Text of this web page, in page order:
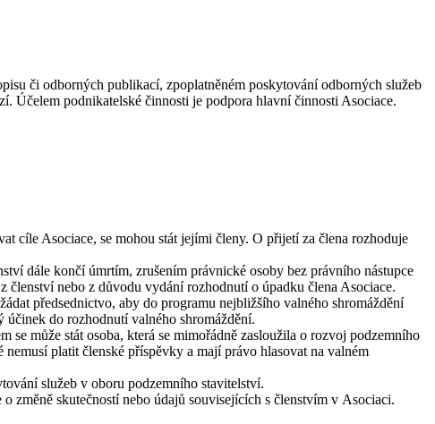
či odborných publikací, zpoplatněném poskytování odborných služeb
Účelem podnikatelské činnosti je podpora hlavní činnosti Asociace.
cíle Asociace, se mohou stát jejími členy. O přijetí za člena rozhoduje
dále končí úmrtím, zrušením právnické osoby bez právního nástupce
nebo z důvodu vydání rozhodnutí o úpadku člena Asociace.
předsednictvo, aby do programu nejbližšího valného shromáždění
do rozhodnutí valného shromáždění.
se může stát osoba, která se mimořádně zasloužila o rozvoj podzemního
platit členské příspěvky a mají právo hlasovat na valném
služeb v oboru podzemního stavitelství.
změně skutečností nebo údajů souvisejících s členstvím v Asociaci.